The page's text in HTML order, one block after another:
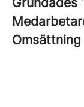
Omsättning